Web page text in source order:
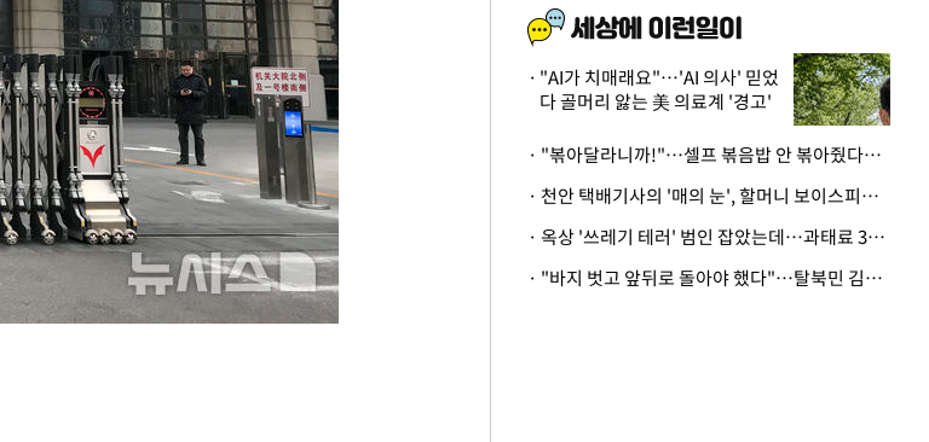
"AI가 치매래요"…'AI 의사' 믿었
다 골머리 앓는 美 의료계 '경고'
· "볶아달라니까!"…셀프 볶음밥 안 볶아줬다고 사장 폭행한 손님
· 천안 택배기사의 '매의 눈', 할머니 보이스피싱 피해 막아
· 옥상 '쓰레기 테러' 범인 잡았는데…과태료 3만원 처분에 숙박업주 허탈
· "바지 벗고 앞뒤로 돌아야 했다"…탈북민 김서아, 기쁨조 검사 수치심 회상